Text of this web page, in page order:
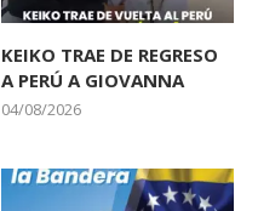
KEIKO TRAE DE REGRESO
A PERÚ A GIOVANNA
04/08/2026